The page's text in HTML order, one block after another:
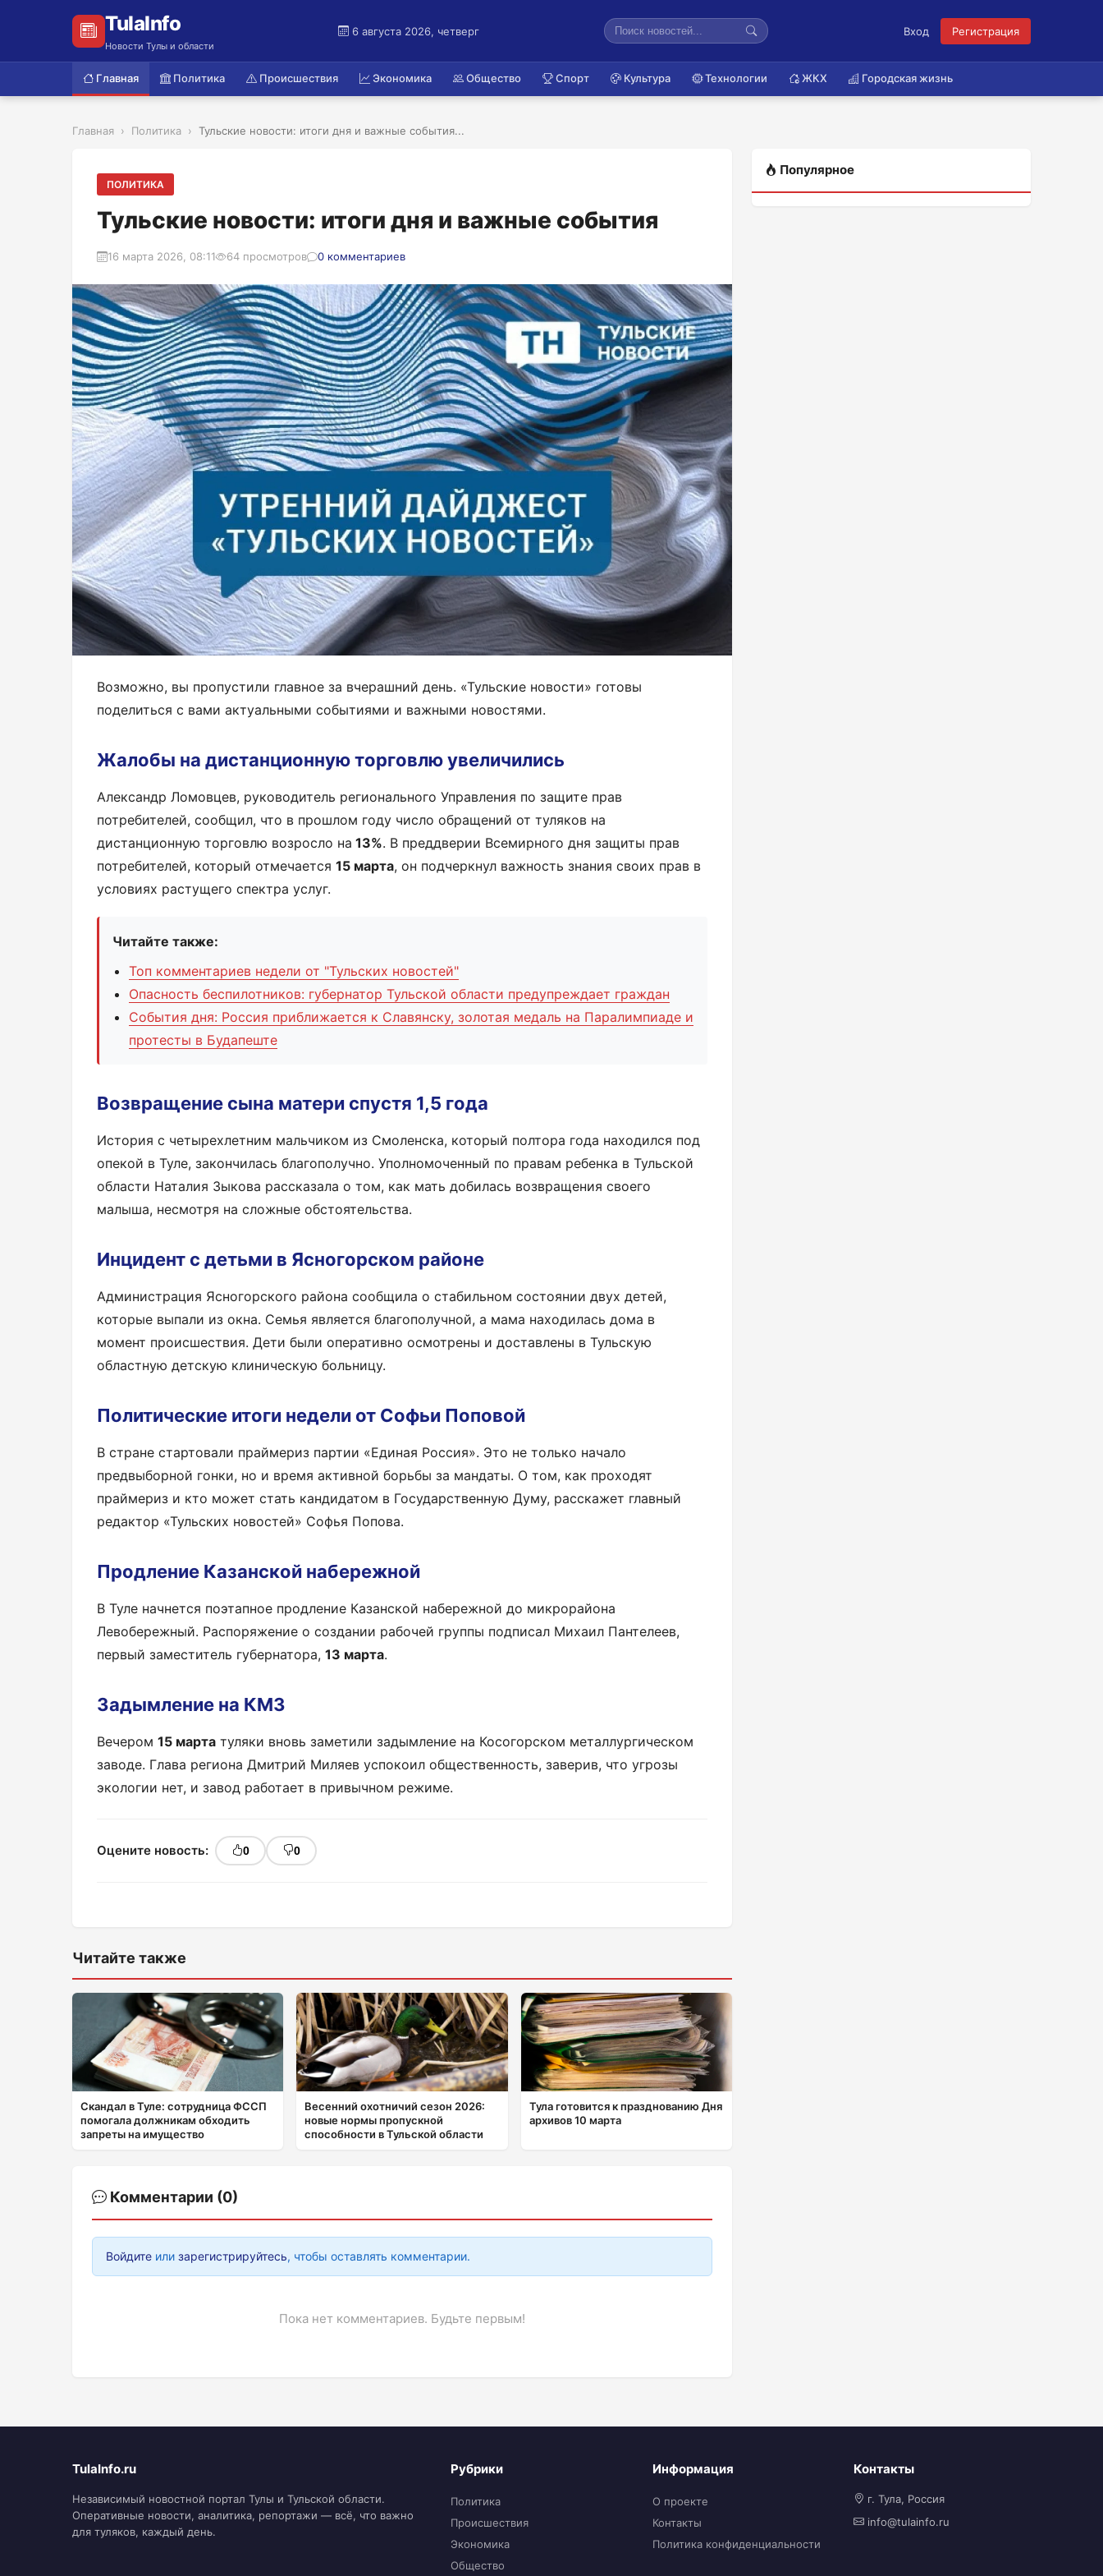
TulaInfo
Новости Тулы и области
6 августа 2026, четверг Вход Регистрация
Главная Политика Происшествия Экономика Общество Спорт Культура Технологии ЖКХ Городская жизнь
Главная Политика Тульские новости: итоги дня и важные события...
ПОЛИТИКА
Тульские новости: итоги дня и важные события
16 марта 2026, 08:11 64 просмотров 0 комментариев
Возможно, вы пропустили главное за вчерашний день. «Тульские новости» готовы
поделиться с вами актуальными событиями и важными новостями.
Жалобы на дистанционную торговлю увеличились
Александр Ломовцев, руководитель регионального Управления по защите прав
потребителей, сообщил, что в прошлом году число обращений от туляков на
дистанционную торговлю возросло на 13%. В преддверии Всемирного дня защиты прав
потребителей, который отмечается 15 марта, он подчеркнул важность знания своих прав в
условиях растущего спектра услуг.
Читайте также:
Топ комментариев недели от "Тульских новостей"
Опасность беспилотников: губернатор Тульской области предупреждает граждан
События дня: Россия приближается к Славянску, золотая медаль на Паралимпиаде и
протесты в Будапеште
Возвращение сына матери спустя 1,5 года
История с четырехлетним мальчиком из Смоленска, который полтора года находился под
опекой в Туле, закончилась благополучно. Уполномоченный по правам ребенка в Тульской
области Наталия Зыкова рассказала о том, как мать добилась возвращения своего
малыша, несмотря на сложные обстоятельства.
Инцидент с детьми в Ясногорском районе
Администрация Ясногорского района сообщила о стабильном состоянии двух детей,
которые выпали из окна. Семья является благополучной, а мама находилась дома в
момент происшествия. Дети были оперативно осмотрены и доставлены в Тульскую
областную детскую клиническую больницу.
Политические итоги недели от Софьи Поповой
В стране стартовали праймериз партии «Единая Россия». Это не только начало
предвыборной гонки, но и время активной борьбы за мандаты. О том, как проходят
праймериз и кто может стать кандидатом в Государственную Думу, расскажет главный
редактор «Тульских новостей» Софья Попова.
Продление Казанской набережной
В Туле начнется поэтапное продление Казанской набережной до микрорайона
Левобережный. Распоряжение о создании рабочей группы подписал Михаил Пантелеев,
первый заместитель губернатора, 13 марта.
Задымление на КМЗ
Вечером 15 марта туляки вновь заметили задымление на Косогорском металлургическом
заводе. Глава региона Дмитрий Миляев успокоил общественность, заверив, что угрозы
экологии нет, и завод работает в привычном режиме.
Оцените новость: 0 0
Читайте также
Скандал в Туле: сотрудница ФССП
помогала должникам обходить
запреты на имущество
Весенний охотничий сезон 2026:
новые нормы пропускной
способности в Тульской области
Тула готовится к празднованию Дня
архивов 10 марта
Комментарии (0)
Войдите или зарегистрируйтесь, чтобы оставлять комментарии.
Пока нет комментариев. Будьте первым!
Популярное
TulaInfo.ru
Независимый новостной портал Тулы и Тульской области.
Оперативные новости, аналитика, репортажи — всё, что важно
для туляков, каждый день.
Рубрики
Политика
Происшествия
Экономика
Общество
Информация
О проекте
Контакты
Политика конфиденциальности
Контакты
г. Тула, Россия
info@tulainfo.ru